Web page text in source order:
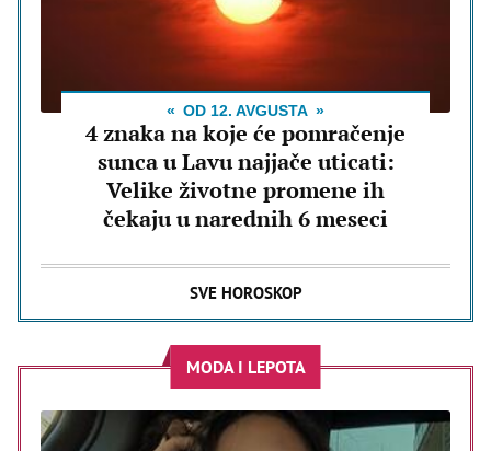
OD 12. AVGUSTA
4 znaka na koje će pomračenje
sunca u Lavu najjače uticati:
Velike životne promene ih
čekaju u narednih 6 meseci
SVE HOROSKOP
MODA I LEPOTA